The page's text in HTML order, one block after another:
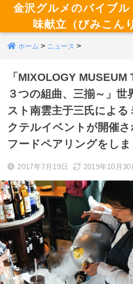
金沢グルメのバイブ
味献立（びみこん
ホーム > ニュース >
「MIXOLOGY
３つの組曲、三揃～」
スト南雲主于三氏による
クテルイベントが開催
フードペアリングをしま
2017年7月19日 2019年10月30